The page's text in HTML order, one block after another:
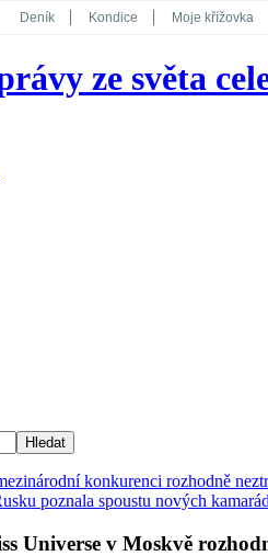
Deník Kondice Moje křížovka
Koktejl ze světa
Universe v Moskvě